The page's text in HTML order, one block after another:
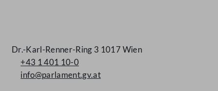
Dr.-Karl-Renner-Ring 3 1017 Wien
+43 1 401 10-0
info@parlament.gv.at